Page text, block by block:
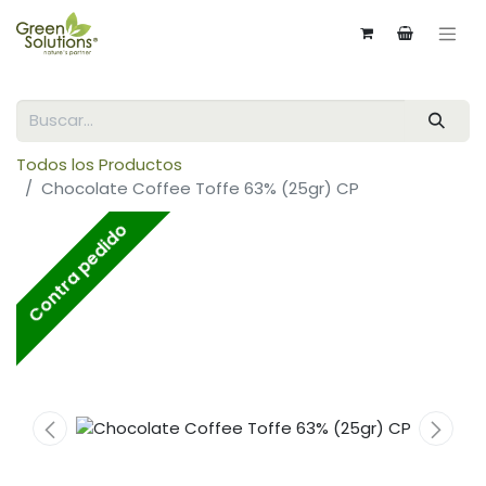
Todos los Productos
Chocolate Coffee Toffe 63% (25gr) CP
Contra pedido